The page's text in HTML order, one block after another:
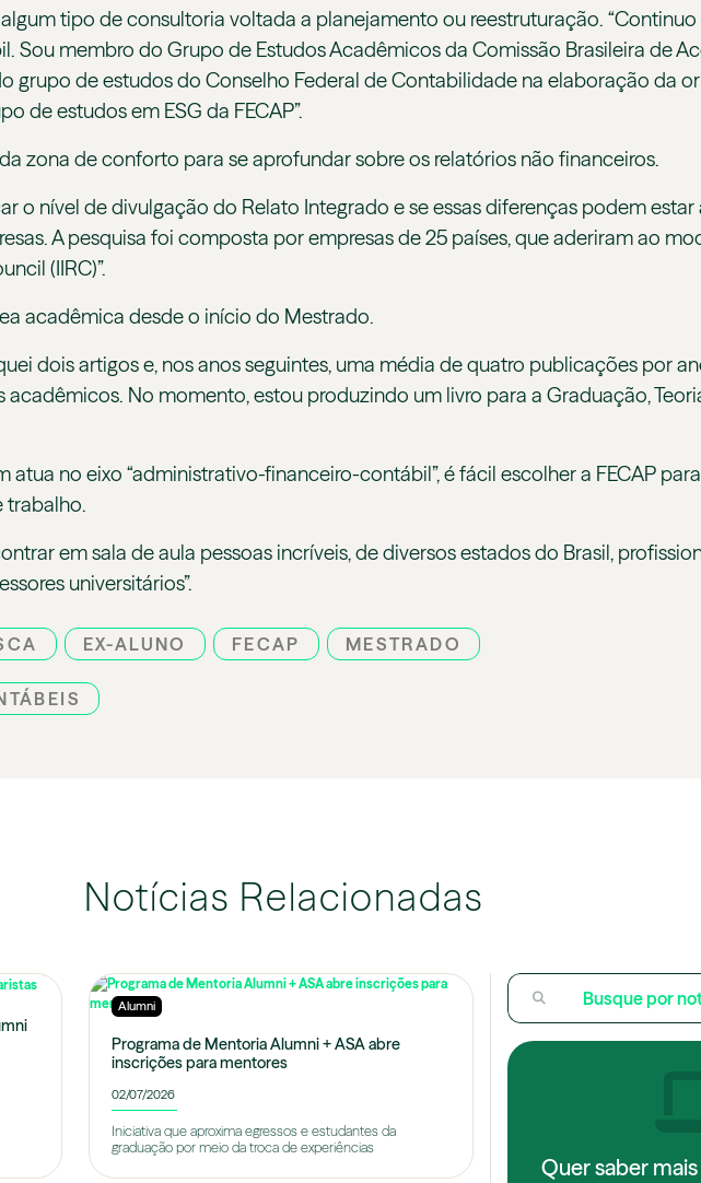
tipo de consultoria voltada a planejamento ou reestruturação.
Sou membro do Grupo de Estudos Acadêmicos da Comissão Brasileira de
grupo de estudos do Conselho Federal de Contabilidade na elaboração da
de estudos em ESG da FECAP”.
zona de conforto para se aprofundar sobre os relatórios não financeiros.
o nível de divulgação do Relato Integrado e se essas diferenças podem estar
A pesquisa foi composta por empresas de 25 países, que aderiram ao
(IIRC)”.
acadêmica desde o início do Mestrado.
dois artigos e, nos anos seguintes, uma média de quatro publicações por
No momento, estou produzindo um livro para a Graduação,
atua no eixo “administrativo-financeiro-contábil”, é fácil escolher a FECAP
trabalho.
em sala de aula pessoas incríveis, de diversos estados do Brasil,
universitários”.
EX-ALUNO FECAP MESTRADO
Notícias Relacionadas
Alumni
Programa de Mentoria Alumni + ASA abre
inscrições para mentores
02/07/2026
Iniciativa que aproxima egressos e estudantes da
graduação por meio da troca de experiências
Quer saber